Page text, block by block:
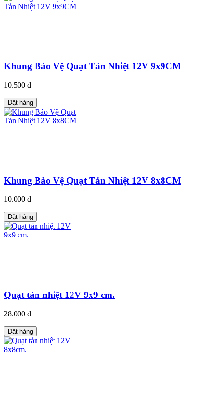
Khung Bảo Vệ Quạt Tản Nhiệt 12V 9x9CM
10.500 đ
Đặt hàng
Khung Bảo Vệ Quạt Tản Nhiệt 12V 8x8CM
10.000 đ
Đặt hàng
Quạt tản nhiệt 12V 9x9 cm.
28.000 đ
Đặt hàng